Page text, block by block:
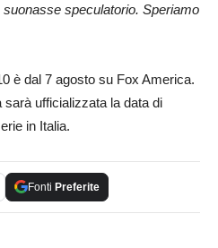
speculatorio. Speriamo
è dal 7 agosto su Fox America.
ufficializzata la data di
in Italia.
Fonti Preferite